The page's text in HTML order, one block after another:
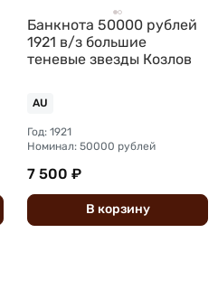
Банкнота 50000 рублей
1921 в/з большие
теневые звезды Козлов
AU
Год: 1921
Номинал: 50000 рублей
7 500 ₽
В корзину